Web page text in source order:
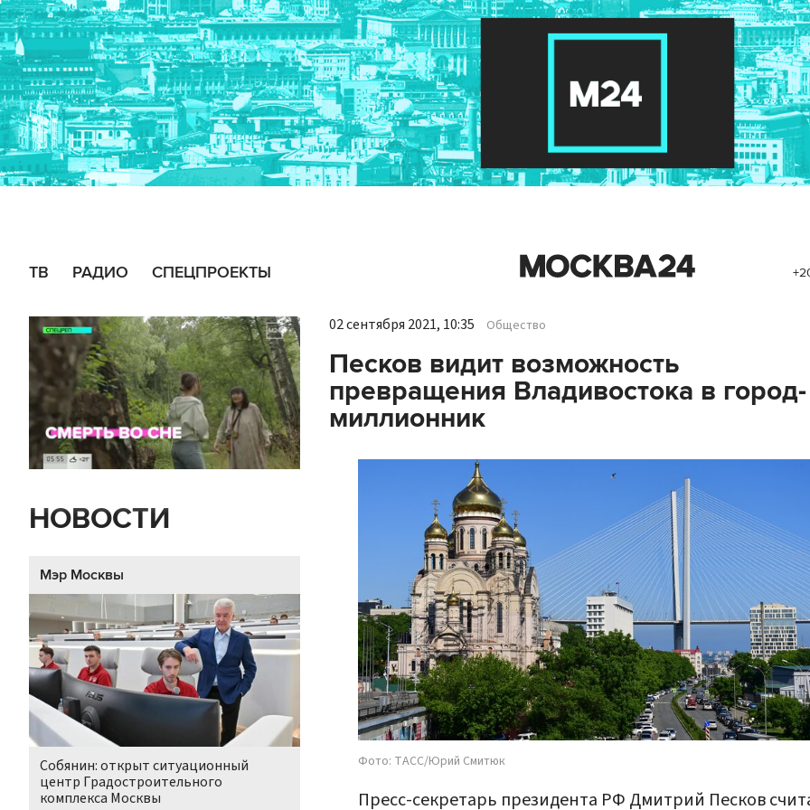
ТВ РАДИО СПЕЦПРОЕКТЫ
НОВОСТИ
Мэр Москвы
Собянин: открыт ситуационный
центр Градостроительного
комплекса Москвы
02 сентября 2021, 10:35 Общество
Песков видит возможность
превращения Владивостока в город-
миллионник
Фото: ТАСС/Юрий Смитюк
Пресс-секретарь президента РФ Дмитрий Песков